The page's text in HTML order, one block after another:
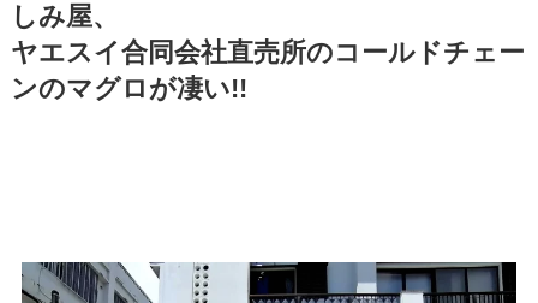
しみ屋、
ヤエスイ合同会社直売所のコールドチェー
ンのマグロが凄い!!